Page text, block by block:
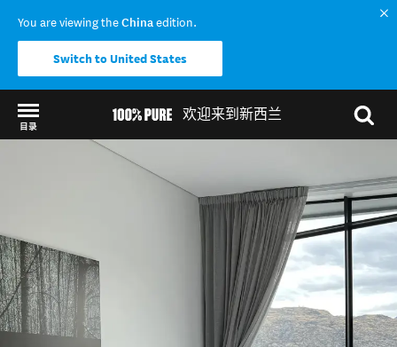
You are viewing theChinaedition.
Switch to United States
欢迎来到新西兰
目录
Back to my results